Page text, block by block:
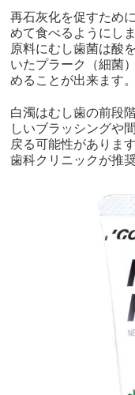
再石灰化を促すため
めて食べるようにし
原料にむし歯菌は酸
いたプラーク（細菌
めることが出来ます。
白濁はむし歯の前段
しいブラッシングや
戻る可能性がありま
歯科クリニックが推